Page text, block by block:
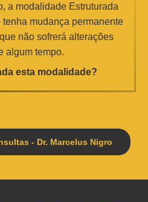
a modalidade Estruturada
mudança permanente
não sofrerá alterações
algum tempo.
esta modalidade?
- Dr. Marcelus Nigro